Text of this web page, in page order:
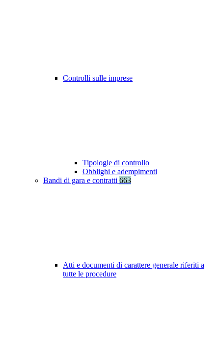
Controlli sulle imprese
Tipologie di controllo
Obblighi e adempimenti
Bandi di gara e contratti 663
Atti e documenti di carattere generale riferiti a
tutte le procedure